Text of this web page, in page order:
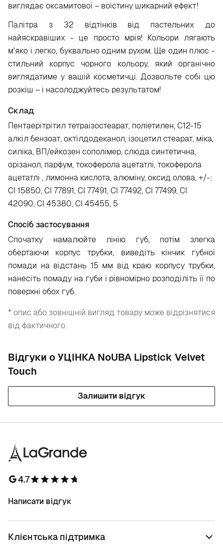
виглядає оксамитової – воістину шикарний ефект!
Палітра з 32 відтінків від пастельних до
найяскравіших - це просто мрія! Кольори лягають
м'яко і легко, буквально одним рухом. Ще один плюс -
стильний корпус чорного кольору, який органічно
виглядатиме у вашій косметичці. Дозвольте собі цю
розкіш – і насолоджуйтесь результатом!
Склад
Пентаерітрітил тетраізостеарат, поліетилен, C12-15
алкіл бензоат, октілдодеканол, ізоцетил стеарат, міка,
силіка, ВП/ейкозен сополімер, слюда синтетична,
орізанол, парфум, токоферола ацетатлі, токоферола
ацетатлі , лимонна кислота, алюміну, оксид олова, +/-:
CI 15850, CI 77891, CI 77491, CI 77492, CI 77499, CI
42090, CI 45380, CI 45455, 5
Спосіб застосування
Спочатку намалюйте лінію губ, потім злегка
обертаючи корпус трубки, виведіть кінчик губної
помади на відстань 15 мм від краю корпусу трубки,
нанесіть помаду на губи і рівномірно розподіліть її по
поверхні обох губ.
* опис або зовнішній вигляд товару може відрізнятися
від фактичного.
Відгуки о УЦІНКА NoUBA Lipstick Velvet
Touch
Залишити відгук
4.7
Написати відгук
Клієнтська підтримка